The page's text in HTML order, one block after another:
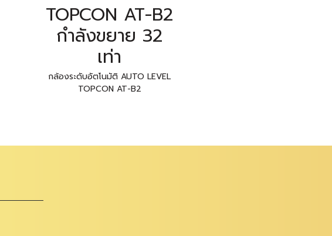
TOPCON AT-B2
กำลังขยาย 32
เท่า
กล้องระดับอัตโนมัติ AUTO LEVEL
TOPCON AT-B2